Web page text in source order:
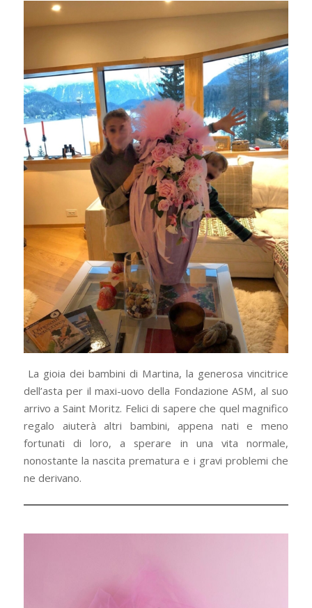
La gioia dei bambini di Martina, la generosa vincitrice
dell’asta per il maxi-uovo della Fondazione ASM, al suo
arrivo a Saint Moritz. Felici di sapere che quel magnifico
regalo aiuterà altri bambini, appena nati e meno
fortunati di loro, a sperare in una vita normale,
nonostante la nascita prematura e i gravi problemi che
ne derivano.